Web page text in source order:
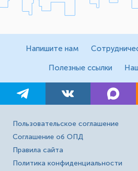
Напишите нам
Полезные ссылки
Пользовательское соглашение
Соглашение об ОПД
Правила сайта
Политика конфиденциальности